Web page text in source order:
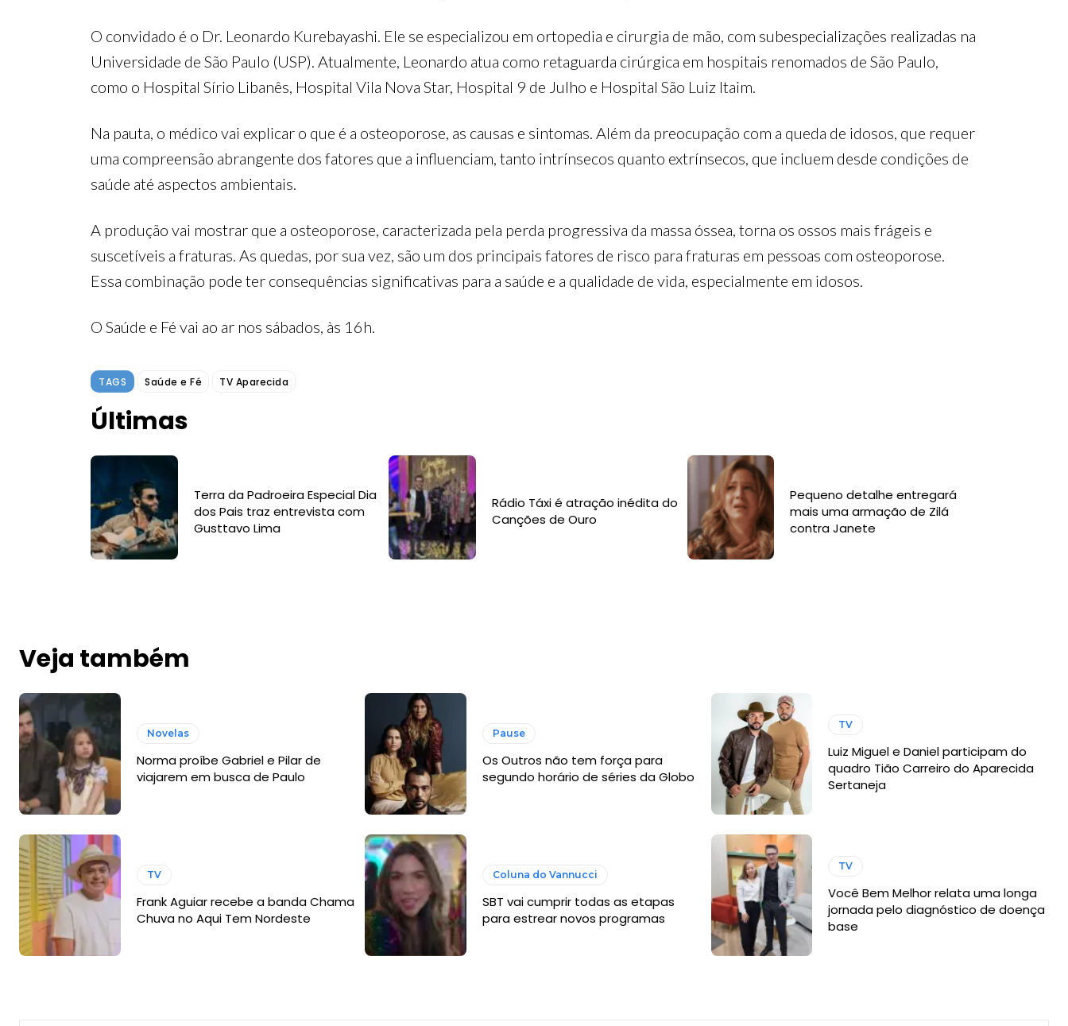
O convidado é o Dr. Leonardo Kurebayashi. Ele se especializou em ortopedia e cirurgia de mão, com subespecializações realizadas na
Universidade de São Paulo (USP). Atualmente, Leonardo atua como retaguarda cirúrgica em hospitais renomados de São Paulo,
como o Hospital Sírio Libanês, Hospital Vila Nova Star, Hospital 9 de Julho e Hospital São Luiz Itaim.
Na pauta, o médico vai explicar o que é a osteoporose, as causas e sintomas. Além da preocupação com a queda de idosos, que requer
uma compreensão abrangente dos fatores que a influenciam, tanto intrínsecos quanto extrínsecos, que incluem desde condições de
saúde até aspectos ambientais.
A produção vai mostrar que a osteoporose, caracterizada pela perda progressiva da massa óssea, torna os ossos mais frágeis e
suscetíveis a fraturas. As quedas, por sua vez, são um dos principais fatores de risco para fraturas em pessoas com osteoporose.
Essa combinação pode ter consequências significativas para a saúde e a qualidade de vida, especialmente em idosos.
O Saúde e Fé vai ao ar nos sábados, às 16h.
TAGS Saúde e Fé TV Aparecida
Últimas
Terra da Padroeira Especial Dia
dos Pais traz entrevista com
Gusttavo Lima
Rádio Táxi é atração inédita do
Canções de Ouro
Pequeno detalhe entregará
mais uma armação de Zilá
contra Janete
Veja também
Novelas
Norma proíbe Gabriel e Pilar de
viajarem em busca de Paulo
Pause
Os Outros não tem força para
segundo horário de séries da Globo
TV
Luiz Miguel e Daniel participam do
quadro Tião Carreiro do Aparecida
Sertaneja
TV
Frank Aguiar recebe a banda Chama
Chuva no Aqui Tem Nordeste
Coluna do Vannucci
SBT vai cumprir todas as etapas
para estrear novos programas
TV
Você Bem Melhor relata uma longa
jornada pelo diagnóstico de doença
base